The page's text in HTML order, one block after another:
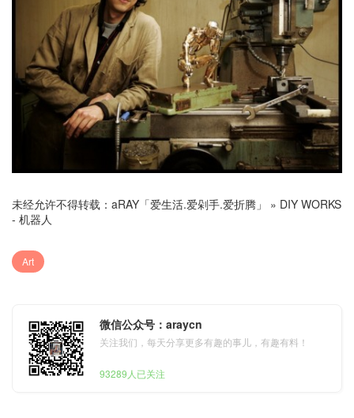
未经允许不得转载： aRAY「爱生活.爱剁手.爱折腾」 » DIY WORKS
- 机器人
Art
微信公众号：araycn
关注我们，每天分享更多有趣的事儿，有趣有料！
93289人已关注